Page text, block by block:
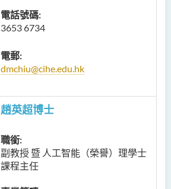
電話號碼:
3653 6734
電郵:
dmchiu@cihe.edu.hk
趙英超博士
職銜:
副教授 暨 人工智能（榮譽）理學士
課程主任